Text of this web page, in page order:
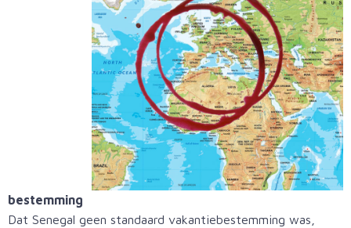
bestemming
Dat Senegal geen standaard vakantiebestemming was,